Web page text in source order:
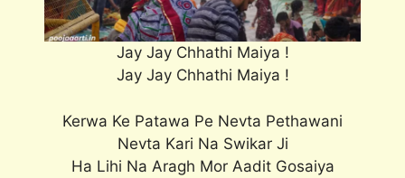
Jay Jay Chhathi Maiya !
Jay Jay Chhathi Maiya !
Kerwa Ke Patawa Pe Nevta Pethawani
Nevta Kari Na Swikar Ji
Ha Lihi Na Aragh Mor Aadit Gosaiya